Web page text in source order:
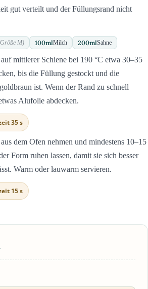
gut verteilt und der Füllungsrand nicht
M) 100mlMilch 200mlSahne
mittlerer Schiene bei 190 °C etwa 30–35
bis die Füllung gestockt und die
ist. Wenn der Rand zu schnell
Alufolie abdecken.
35 s
dem Ofen nehmen und mindestens 10–15
Form ruhen lassen, damit sie sich besser
Warm oder lauwarm servieren.
15 s